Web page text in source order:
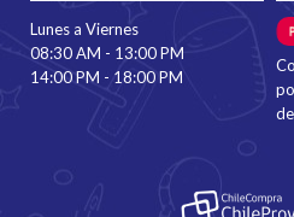
Lunes a Viernes
08:30 AM - 13:00 PM
14:00 PM - 18:00 PM